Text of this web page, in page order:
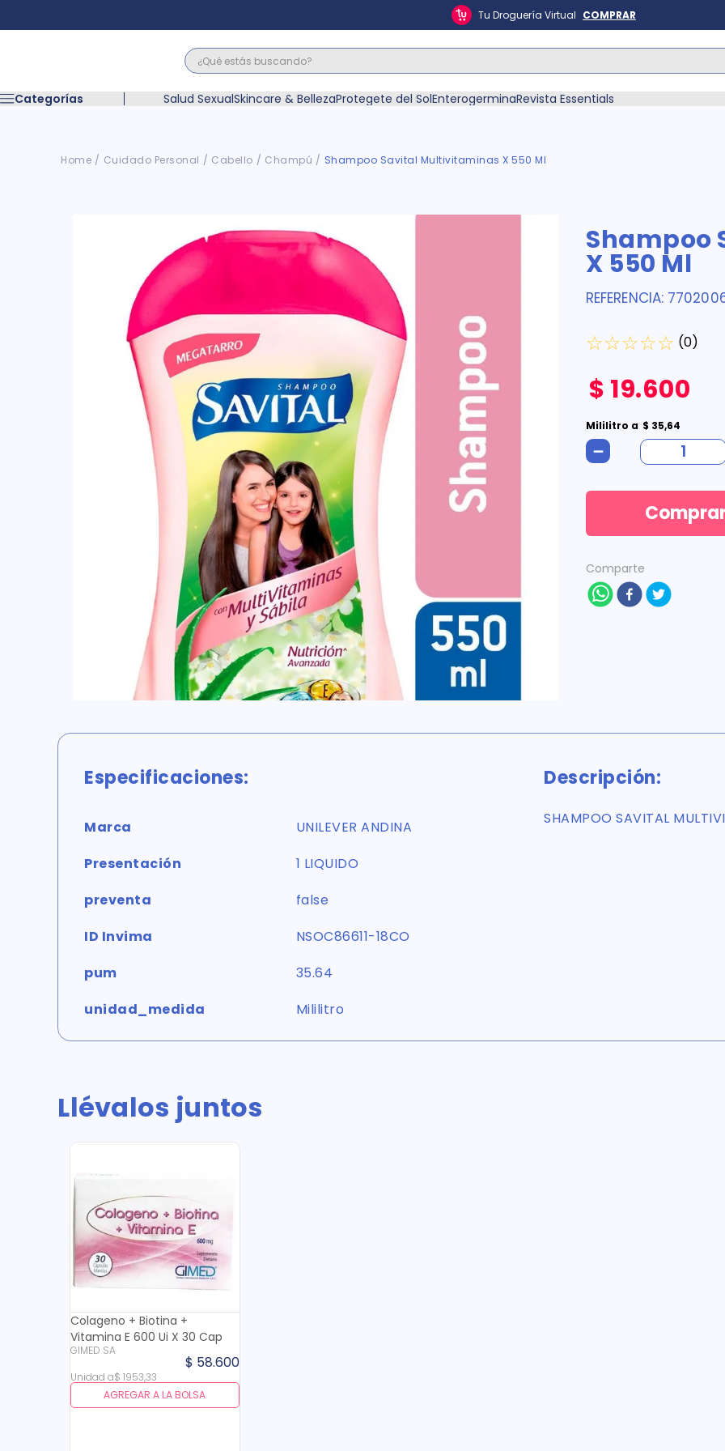
Tu Droguería Virtual COMPRAR
¿Qué estás buscando?
Categorías Salud SexualSkincare & BellezaProtegete del SolEnterogerminaRevista Essentials
Cuidado Personal Cabello Champú Shampoo Savital Multivitaminas X 550 Ml
Shampoo
X 550 Ml
REFERENCIA:
☆☆☆☆☆ (0)
$ 19.600
Mililitro a $ 35,64
－
Comparte
Especificaciones:
Marca
UNILEVER ANDINA
Presentación
1 LIQUIDO
preventa
false
ID Invima
NSOC86611-18CO
pum
35.64
unidad_medida
Mililitro
Descripción:
SHAMPOO SAVITAL
Llévalos juntos
Colageno + Biotina +
Vitamina E 600 Ui X 30 Cap
GIMED SA
$ 58.600
Unidad a$ 1953,33
AGREGAR A LA BOLSA
Términos Más Buscados
marimer
mounjaro
7.
pañales
8.
wegovy
cyclofem
vitamina c